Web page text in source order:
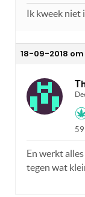
Ik kweek niet
18-09-2018 om
En werkt
tegen wat